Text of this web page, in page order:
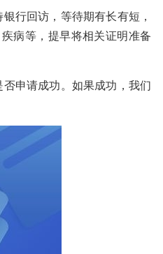
行回访，等待期有长有短，
病等，提早将相关证明准备
申请成功。如果成功，我们